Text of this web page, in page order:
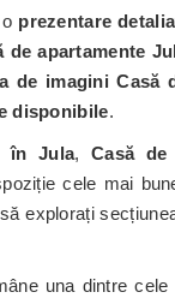
prezentare
de apartamente
de imagini Casă
disponibile.
în Jula, Casă de
cele mai
explorați
una dintre cele